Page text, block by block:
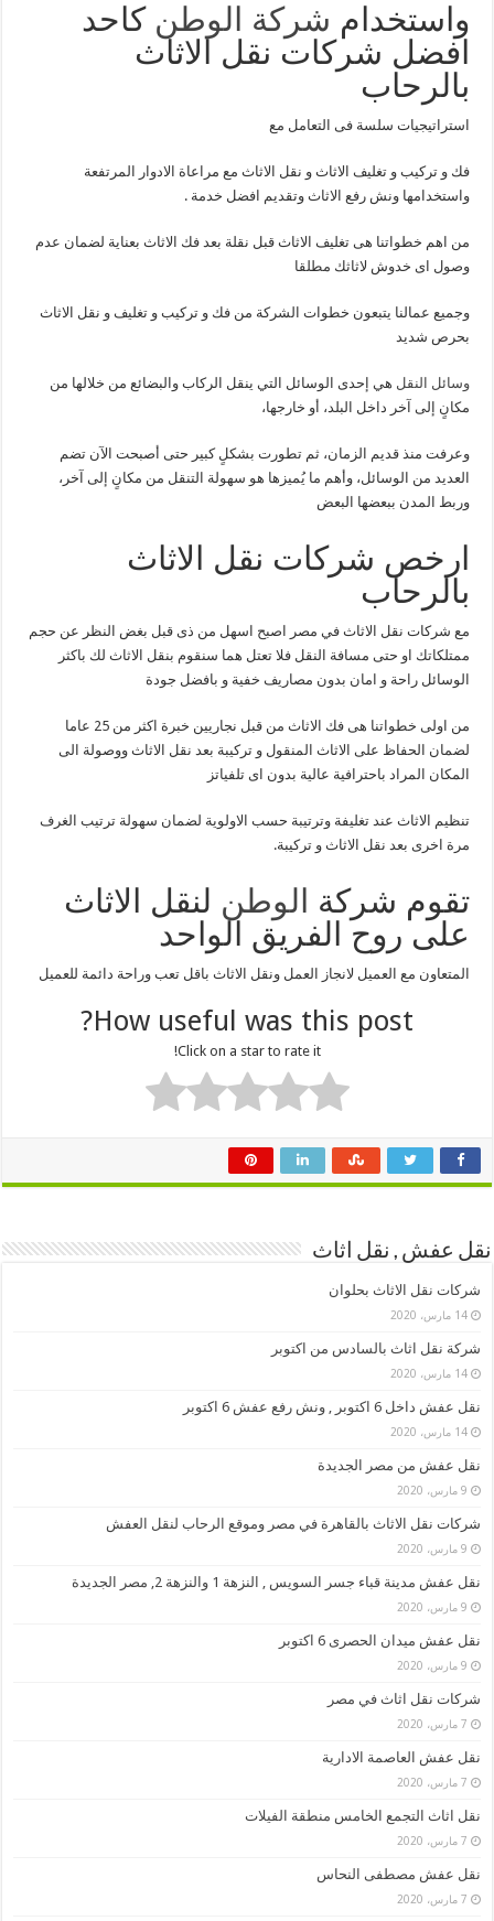
واستخدام شركة الوطن كاحد
افضل شركات نقل الاثاث
بالرحاب
استراتيجيات سلسة فى التعامل مع
فك و تركيب و تغليف الاثاث و نقل الاثاث مع مراعاة الادوار المرتفعة
واستخدامها ونش رفع الاثاث وتقديم افضل خدمة .
من اهم خطواتنا هى تغليف الاثاث قبل نقلة بعد فك الاثاث بعناية لضمان عدم
وصول اى خدوش لاثاثك مطلقا
وجميع عمالنا يتبعون خطوات الشركة من فك و تركيب و تغليف و نقل الاثاث
بحرص شديد
وسائل النقل هي إحدى الوسائل التي ينقل الركاب والبضائع من خلالها من
مكانٍ إلى آخر داخل البلد، أو خارجها،
وعرفت منذ قديم الزمان، ثم تطورت بشكلٍ كبير حتى أصبحت الآن تضم
العديد من الوسائل، وأهم ما يُميزها هو سهولة التنقل من مكانٍ إلى آخر،
وربط المدن ببعضها البعض
ارخص شركات نقل الاثاث
بالرحاب
مع شركات نقل الاثاث في مصر اصبح اسهل من ذى قبل بغض النظر عن حجم
ممتلكاتك او حتى مسافة النقل فلا تعتل هما سنقوم بنقل الاثاث لك باكثر
الوسائل راحة و امان بدون مصاريف خفية و بافضل جودة
من اولى خطواتنا هى فك الاثاث من قبل نجاريين خبرة اكثر من 25 عاما
لضمان الحفاظ على الاثاث المنقول و تركيبة بعد نقل الاثاث ووصولة الى
المكان المراد باحترافية عالية بدون اى تلفياتز
تنظيم الاثاث عند تغليفة وترتيبة حسب الاولوية لضمان سهولة ترتيب الغرف
مرة اخرى بعد نقل الاثاث و تركيبة.
تقوم شركة الوطن لنقل الاثاث
على روح الفريق الواحد
المتعاون مع العميل لانجاز العمل ونقل الاثاث باقل تعب وراحة دائمة للعميل
How useful was this post?
Click on a star to rate it!
نقل عفش , نقل اثاث
شركات نقل الاثاث بحلوان
14 مارس، 2020
شركة نقل اثاث بالسادس من اكتوبر
14 مارس، 2020
نقل عفش داخل 6 اكتوبر , ونش رفع عفش 6 اكتوبر
14 مارس، 2020
نقل عفش من مصر الجديدة
9 مارس، 2020
شركات نقل الاثاث بالقاهرة في مصر وموقع الرحاب لنقل العفش
9 مارس، 2020
نقل عفش مدينة قباء جسر السويس , النزهة 1 والنزهة 2, مصر الجديدة
9 مارس، 2020
نقل عفش ميدان الحصرى 6 اكتوبر
9 مارس، 2020
شركات نقل اثاث في مصر
7 مارس، 2020
نقل عفش العاصمة الادارية
7 مارس، 2020
نقل اثاث التجمع الخامس منطقة الفيلات
7 مارس، 2020
نقل عفش مصطفى النحاس
7 مارس، 2020